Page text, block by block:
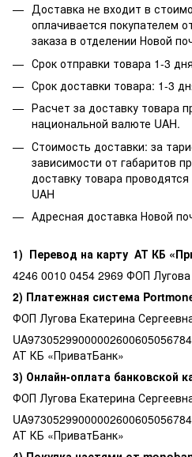
Доставка не входит в
оплачивается покупателем
заказа в отделении Новой
Срок отправки товара 1-3 дня
Срок доставки товара: 1-3
Расчет за доставку товара
национальной валюте UAH.
Стоимость доставки: за
зависимости от габаритов
доставку товара
UAH
Адресная доставка Новой
1) Перевод на карту АТ КБ
4246 0010 0454 2969 ФОП
2) Платежная система
ФОП Лугова Екатерина
АТ КБ «ПриватБанк»
3) Онлайн-оплата банковской
ФОП Лугова Екатерина
АТ КБ «ПриватБанк»